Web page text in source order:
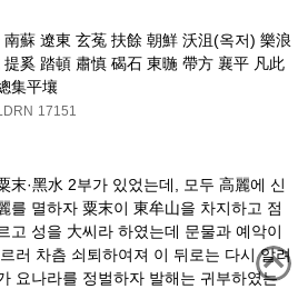
蘇 遼東 玄菟 扶餘 朝鮮 沃沮(옥저) 樂浪
奚 踏頓 肅慎 碣石 東暆 帶方 襄平 凡此
集平壤
17151
末·黑水 2부가 있었는데, 모두 高麗에 신
를 멸하자 粟末이 東牟山을 차지하고 점
고 성을 大씨라 하였는데 문물과 예악이
러 차츰 쇠퇴하여져 이 뒤로는 다시 알려
요나라를 정벌하자 발해는 귀부하였는